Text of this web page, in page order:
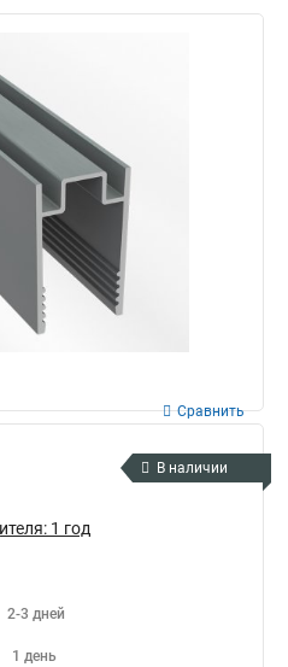
Сравнить
В наличии
1 год
2-3 дней
1 день